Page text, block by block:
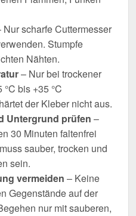
Nur scharfe Cuttermesser
Stumpfe
Nähten.
– Nur bei trockener
bis +35 °C
der Kleber nicht aus.
Untergrund prüfen –
30 Minuten faltenfrei
sauber, trocken und
sein.
vermeiden – Keine
Gegenstände auf der
nur mit sauberen,